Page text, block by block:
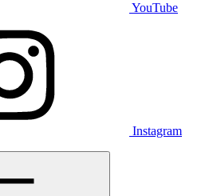
YouTube
Instagram